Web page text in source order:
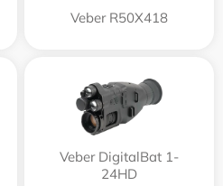
Veber R50X418
Veber DigitalBat 1-
24HD